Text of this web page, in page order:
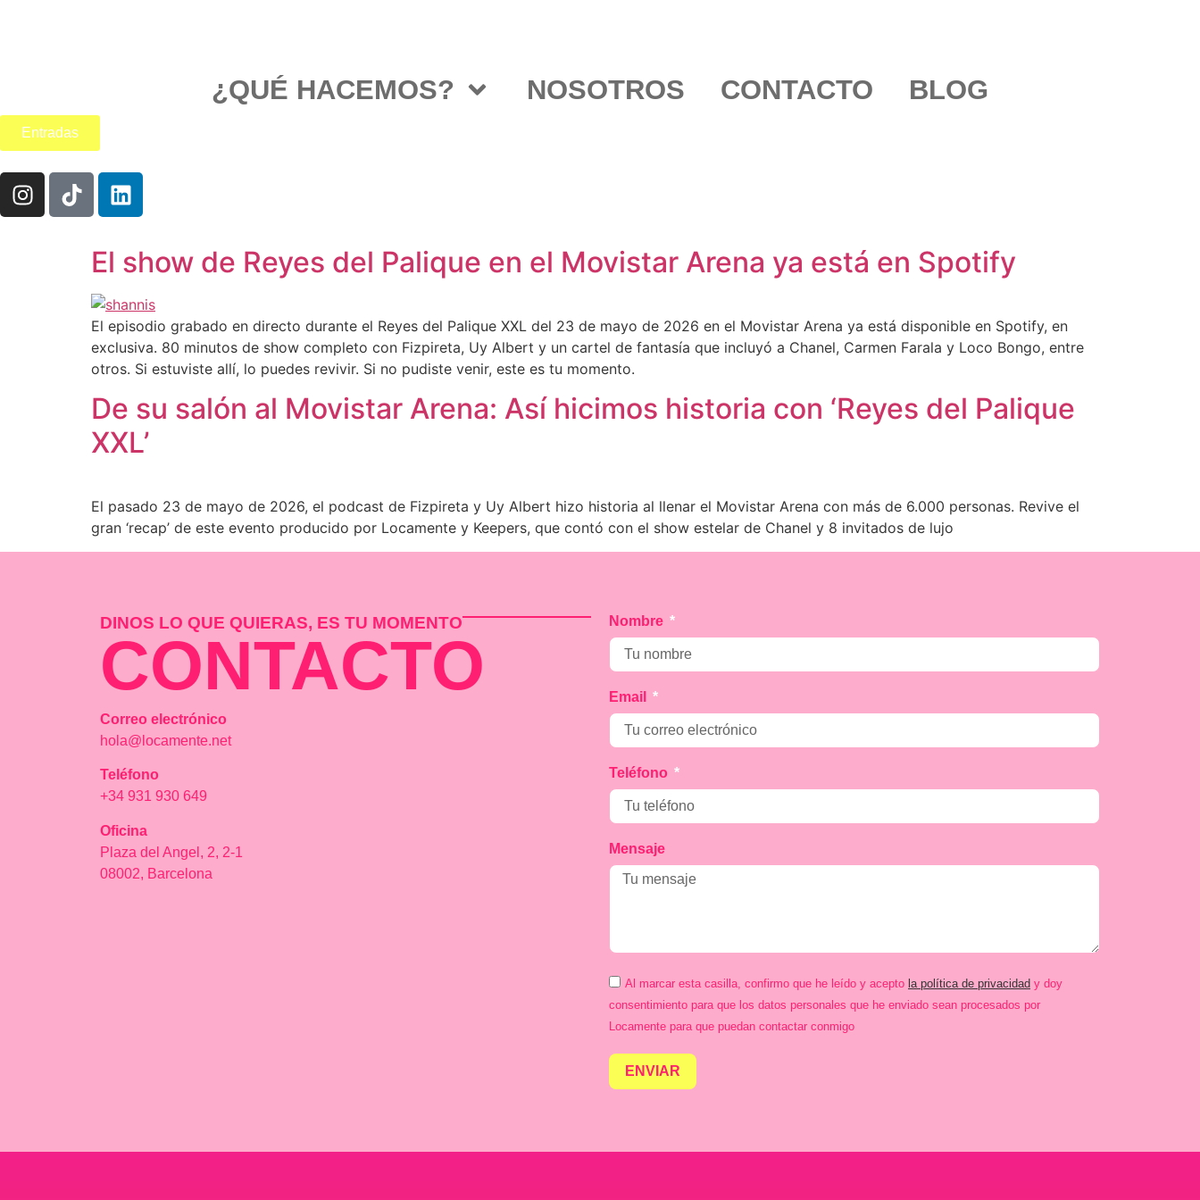
¿QUÉ HACEMOS? NOSOTROS CONTACTO BLOG
Entradas
El show de Reyes del Palique en el Movistar Arena ya está en Spotify
El episodio grabado en directo durante el Reyes del Palique XXL del 23 de mayo de 2026 en el Movistar Arena ya está disponible en Spotify, en
exclusiva. 80 minutos de show completo con Fizpireta, Uy Albert y un cartel de fantasía que incluyó a Chanel, Carmen Farala y Loco Bongo, entre
otros. Si estuviste allí, lo puedes revivir. Si no pudiste venir, este es tu momento.
De su salón al Movistar Arena: Así hicimos historia con ‘Reyes del Palique
XXL’​
El pasado 23 de mayo de 2026, el podcast de Fizpireta y Uy Albert hizo historia al llenar el Movistar Arena con más de 6.000 personas. Revive el
gran ‘recap’ de este evento producido por Locamente y Keepers, que contó con el show estelar de Chanel y 8 invitados de lujo
DINOS LO QUE QUIERAS, ES TU MOMENTO
CONTACTO
Correo electrónico
hola@locamente.net
Teléfono
+34 931 930 649
Oficina
Plaza del Angel, 2, 2-1
08002, Barcelona
Nombre
Email
Teléfono
Mensaje
Al marcar esta casilla, confirmo que he leído y acepto la política de privacidad y doy
consentimiento para que los datos personales que he enviado sean procesados por
Locamente para que puedan contactar conmigo
ENVIAR